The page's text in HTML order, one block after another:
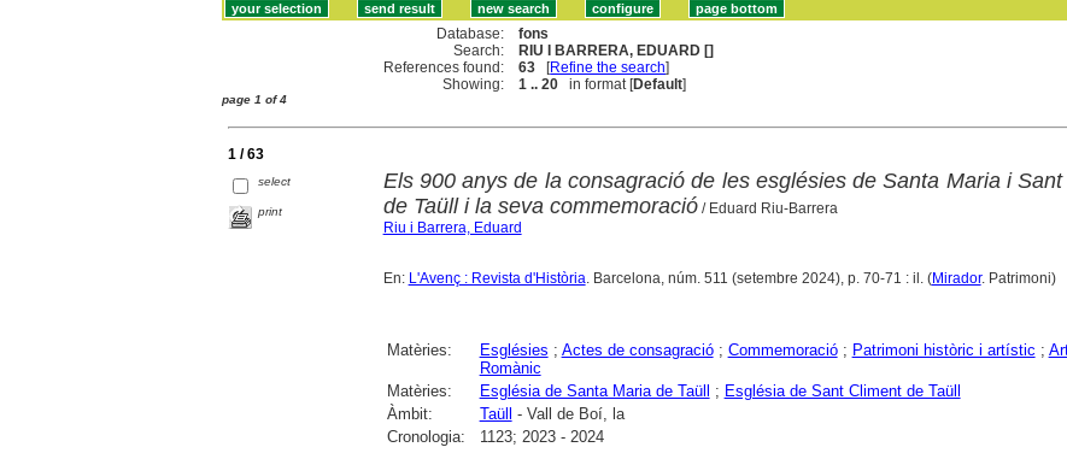
Database:
fons
Search:
RIU I BARRERA, EDUARD []
References found:
63 [Refine the search]
Showing:
1 .. 20 in format [Default]
page 1 of 4
1 / 63
select
print
Els 900 anys de la consagració de les esglésies de Santa Maria i
de Taüll i la seva commemoració/ Eduard Riu-Barrera
Riu i Barrera, Eduard
En: L'Avenç : Revista d'Història. Barcelona, núm. 511 (setembre 2024), p. 70-71 : il. (Mirador. Patrimoni)
Matèries: Esglésies ; Actes de consagració; Commemoració; Patrimoni històric i artístic ;
Romànic
Matèries:
Església de Santa Maria de Taüll ; Església de Sant Climent de Taüll
Àmbit:
Taüll
- Vall de Boí, la
Cronologia:
1123; 2023 - 2024